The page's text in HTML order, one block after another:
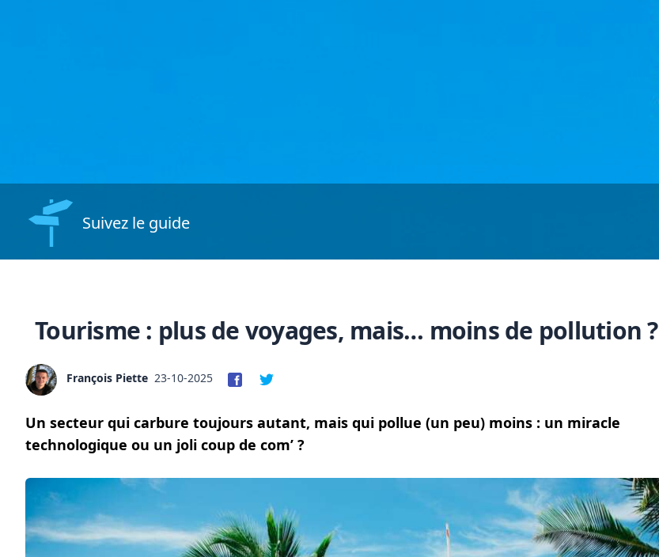
Suivez le guide
Tourisme : plus de voyages, mais… moins de pollution ?
François Piette 23-10-2025
Un secteur qui carbure toujours autant, mais qui pollue (un peu) moins : un miracle
technologique ou un joli coup de com’ ?